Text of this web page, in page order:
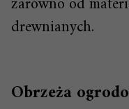
drewnianych.
Obrzeża